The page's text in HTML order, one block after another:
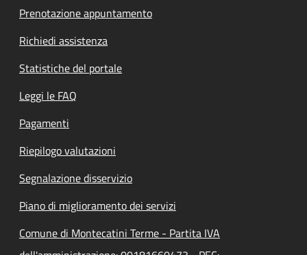
Prenotazione appuntamento
Richiedi assistenza
Statistiche del portale
Leggi le FAQ
Pagamenti
Riepilogo valutazioni
Segnalazione disservizio
Piano di miglioramento dei servizi
Comune di Montecatini Terme - Partita IVA